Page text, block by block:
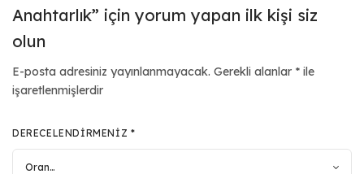
Anahtarlık” için yorum yapan ilk kişi siz
olun
E-posta adresiniz yayınlanmayacak. Gerekli alanlar * ile
işaretlenmişlerdir
DERECELENDIRMENIZ *